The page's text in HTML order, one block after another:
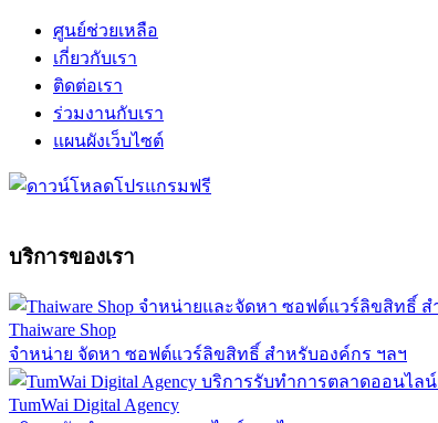
ศูนย์ช่วยเหลือ
เกี่ยวกับเรา
ติดต่อเรา
ร่วมงานกับเรา
แผนผังเว็บไซต์
บริการของเรา
Thaiware Shop
จำหน่าย จัดหา ซอฟต์แวร์ลิขสิทธิ์ สำหรับองค์กร ฯลฯ
TumWai Digital Agency